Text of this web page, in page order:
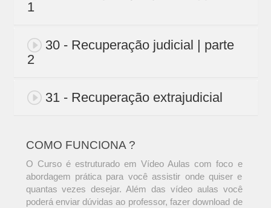
1
30 - Recuperação judicial | parte
2
31 - Recuperação extrajudicial
COMO FUNCIONA ?
O Curso é estruturado em Vídeo Aulas com foco e
abordagem prática para você assistir onde quiser e
quantas vezes desejar. Além das vídeo aulas você
poderá enviar dúvidas ao professor, fazer download de